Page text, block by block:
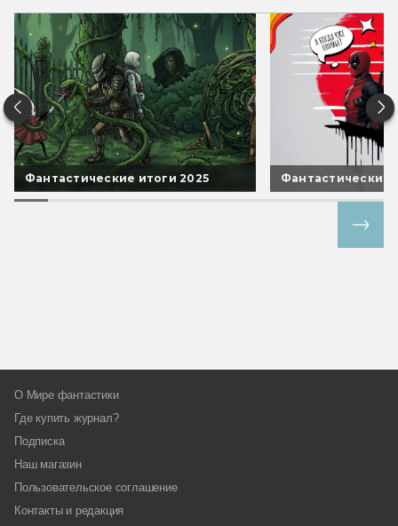
Фантастические итоги 2025 Фантастические
О Мире фантастики
Где купить журнал?
Подписка
Наш магазин
Пользовательское соглашение
Контакты и редакция